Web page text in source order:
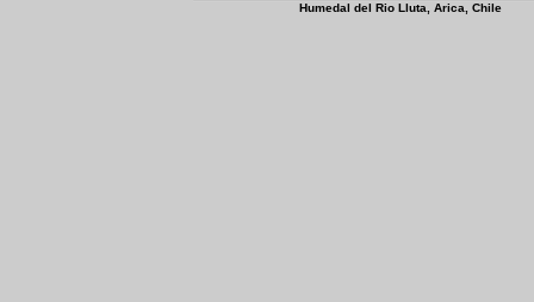
Humedal del Rio Lluta,